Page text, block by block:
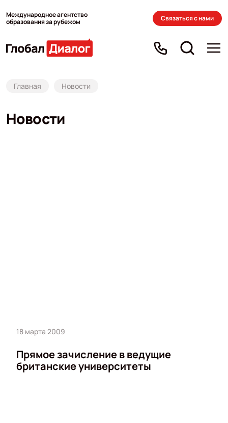
Международное агентство
образования за рубежом
Связаться с нами
Главная Новости
Новости
18 марта 2009
Прямое зачисление в ведущие
британские университеты